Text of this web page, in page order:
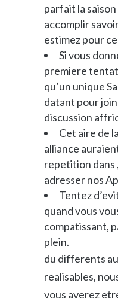
parfait la
accomplir
estimez pour
Si vous
premiere
qu’un unique
datant pour
discussion
Cet aire de
alliance
repetition dans
adresser nos
Tentez
quand vous
compatissant,
plein.
du differents
realisables,
vous averez